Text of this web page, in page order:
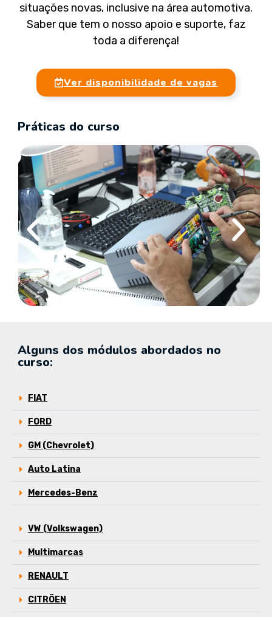
situações novas, inclusive na área automotiva.
Saber que tem o nosso apoio e suporte, faz
toda a diferença!
Ver disponibilidade de vagas
Práticas do curso
Alguns dos módulos abordados no
curso:
FIAT
FORD
GM (Chevrolet)
Auto Latina
Mercedes-Benz
VW (Volkswagen)
Multimarcas
RENAULT
CITRÖEN